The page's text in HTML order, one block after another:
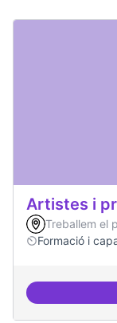
Artistes i
Treballem el
Formació i